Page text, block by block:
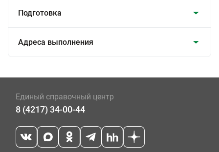
Подготовка
Адреса выполнения
Единый справочный центр
8 (4217) 34-00-44